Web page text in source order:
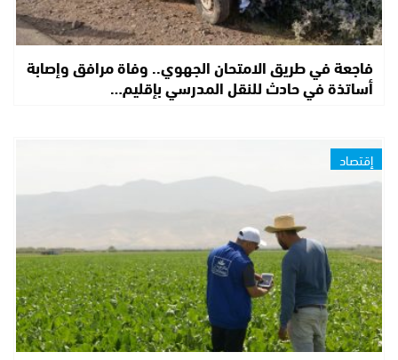
فاجعة في طريق الامتحان الجهوي.. وفاة مرافق وإصابة
أساتذة في حادث للنقل المدرسي بإقليم…
إقتصاد